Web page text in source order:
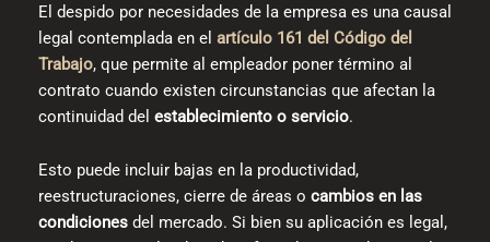
El despido por necesidades de la empresa es una causal
legal contemplada en el artículo 161 del Código del
Trabajo, que permite al empleador poner término al
contrato cuando existen circunstancias que afectan la
continuidad del establecimiento o servicio.
Esto puede incluir bajas en la productividad,
reestructuraciones, cierre de áreas o cambios en las
condiciones del mercado. Si bien su aplicación es legal,